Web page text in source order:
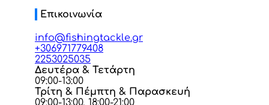
Επικοινωνία
info@fishingtackle.gr
+306971779408
2253025035
Δευτέρα & Τετάρτη
09:00-13:00
Τρίτη & Πέμπτη & Παρασκευή
09:00-13:00, 18:00-21:00